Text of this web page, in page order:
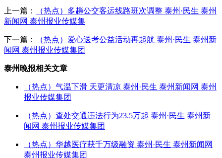
上一篇：
（热点）多趟公交客运线路班次调整 泰州·民生 泰州
新闻网 泰州报业传媒集
下一篇：
（热点）爱心送考公益活动再起航 泰州·民生 泰州新
闻网 泰州报业传媒集团
泰州晚报相关文章
（热点）气温下滑 天更清凉 泰州·民生 泰州新闻网 泰州
报业传媒集团
（热点）查处交通违法行为23.5万起 泰州·民生 泰州新
闻网 泰州报业传媒集团
（热点）华越医疗获千万级融资 泰州·民生 泰州新闻网
泰州报业传媒集团